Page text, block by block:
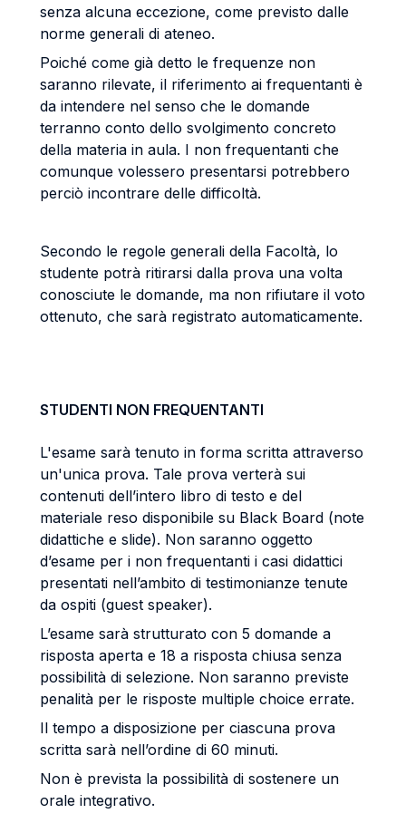
senza alcuna eccezione, come previsto dalle
norme generali di ateneo.
Poiché come già detto le frequenze non
saranno rilevate, il riferimento ai frequentanti è
da intendere nel senso che le domande
terranno conto dello svolgimento concreto
della materia in aula. I non frequentanti che
comunque volessero presentarsi potrebbero
perciò incontrare delle difficoltà.
Secondo le regole generali della Facoltà, lo
studente potrà ritirarsi dalla prova una volta
conosciute le domande, ma non rifiutare il voto
ottenuto, che sarà registrato automaticamente.
STUDENTI NON FREQUENTANTI
L'esame sarà tenuto in forma scritta attraverso
un'unica prova. Tale prova verterà sui
contenuti dell’intero libro di testo e del
materiale reso disponibile su Black Board (note
didattiche e slide). Non saranno oggetto
d’esame per i non frequentanti i casi didattici
presentati nell’ambito di testimonianze tenute
da ospiti (guest speaker).
L’esame sarà strutturato con 5 domande a
risposta aperta e 18 a risposta chiusa senza
possibilità di selezione. Non saranno previste
penalità per le risposte multiple choice errate.
Il tempo a disposizione per ciascuna prova
scritta sarà nell’ordine di 60 minuti.
Non è prevista la possibilità di sostenere un
orale integrativo.